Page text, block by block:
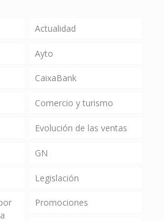
Actualidad
Ayto
CaixaBank
Comercio y turismo
Evolución de las ventas
GN
Legislación
Promociones